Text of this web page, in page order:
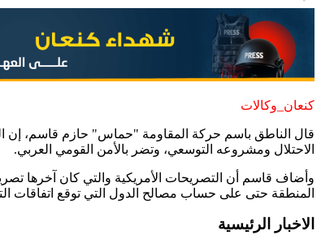
كنعان_وكالات
قال الناطق باسم حركة المقاومة "حماس" حازم قاسم، إن
الاحتلال ومشروعه التوسعي، وتضر بالأمن القومي العربي.
وأضاف قاسم أن التصريحات الأمريكية والتي كان آخرها
المنطقة حتى على حساب مصالح الدول التي توقع اتفاقات
الاخبار الرئيسية